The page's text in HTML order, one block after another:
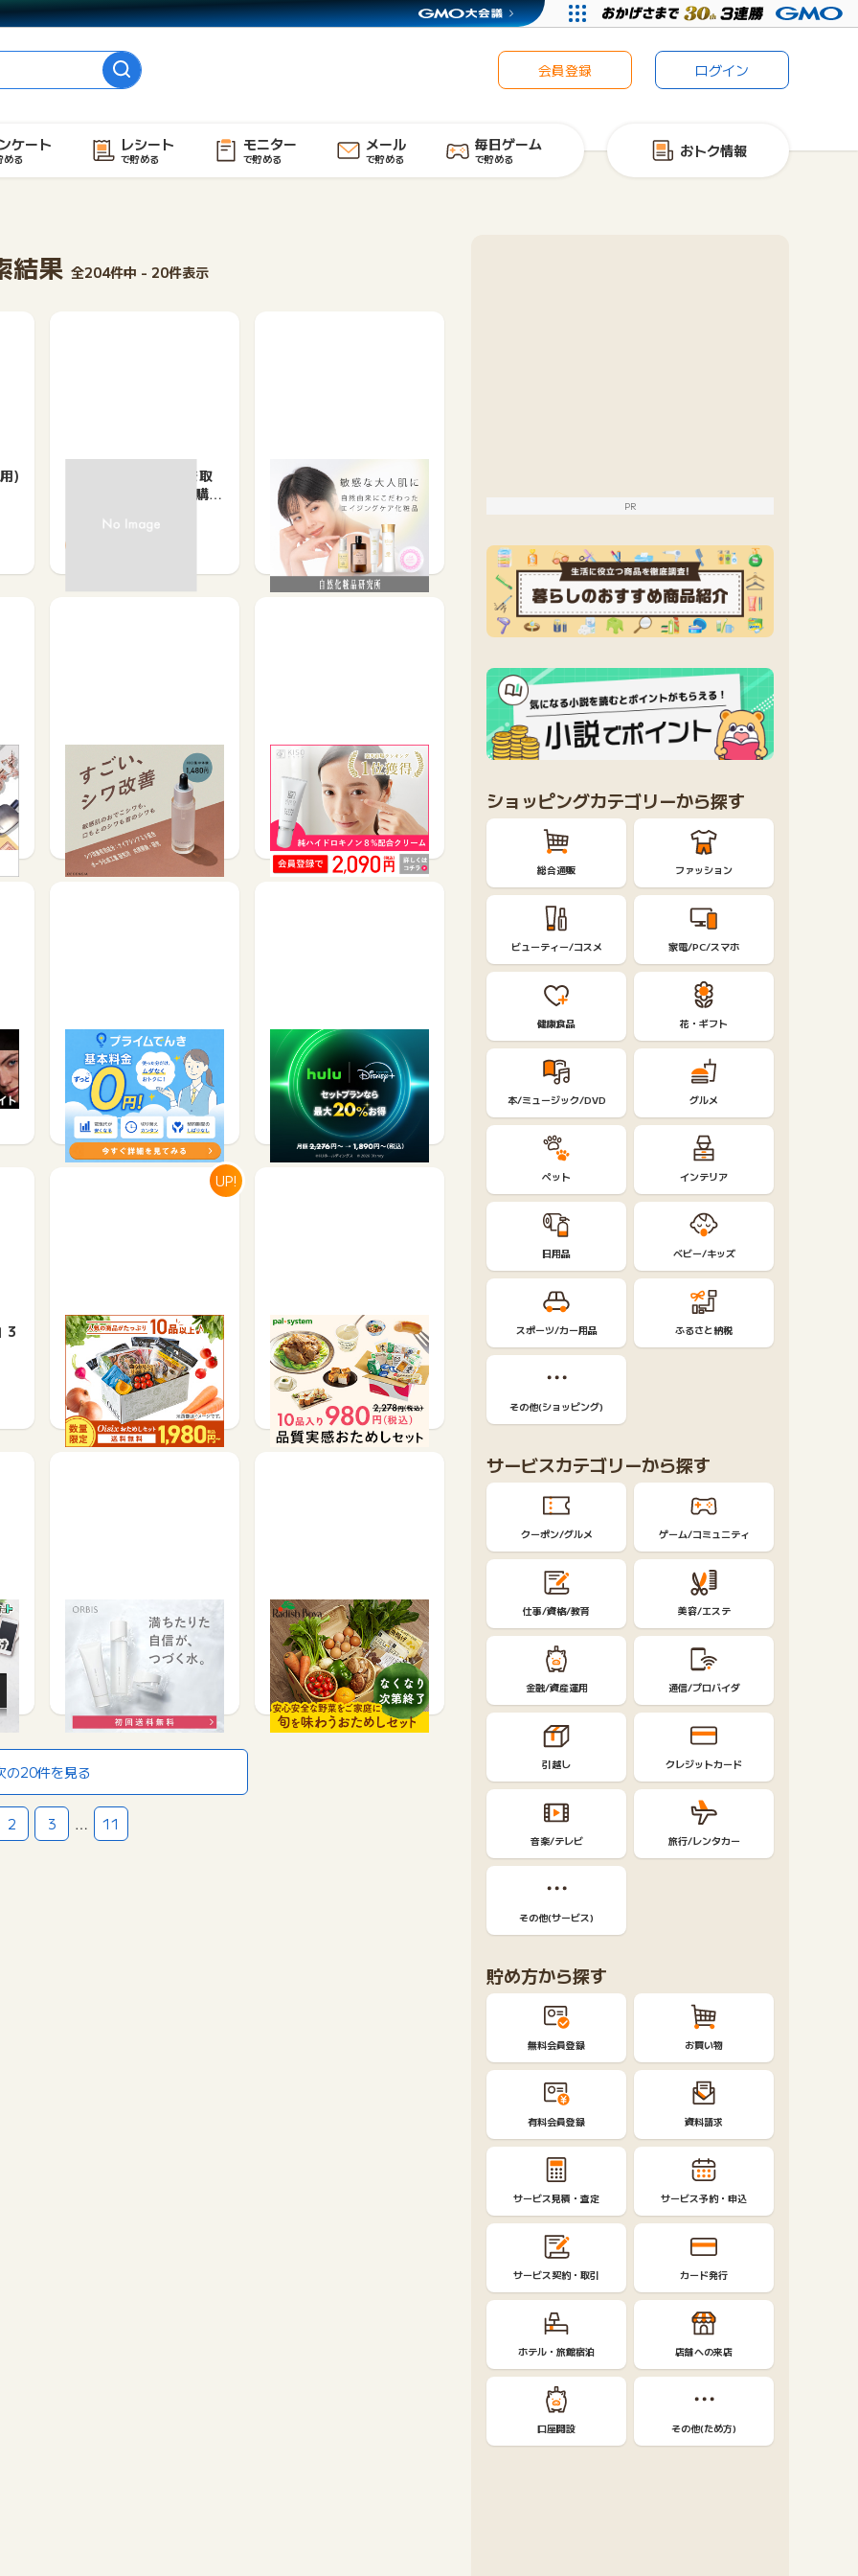
会員登録 ログイン
ケート
める
レシート
で貯める
モニター
で貯める
メール
で貯める
毎日ゲーム
で貯める おトク情報
結果 全204件中 - 20件表示
)
【ナリス化粧品】ふき取
り実感セットN（初回購
お買い物で
自然化粧品研究所
お買い物で
2.5%
【株式会社DECENCIA】
ディセンシアトライアル
セット
お買い物で
740
「楽天ランキング1位」純
ハイドロキノン 8%配合
【K…
お買い物で
5%
】
基本料金ずっと0円！使っ
た分だけ支払うシンプル
な…
サービス予約・申込で
5,700
Hulu | Disney+ セットプ
ラン
有料会員登録で
300
3
Oisix（おいしっくす） お
ためしセット
お買い物で
1,000 1,200
UP!
生協の宅配パルシステム
【お試しセット】
お買い物で
462
オルビス【オルビスユー7
日間体験セット】
お買い物で
178
おためしセット販売【ら
でぃっしゅぼーや】
サービス予約・申込で
1,250
の20件を見る
2 3 … 11
PR
ショッピングカテゴリーから探す
総合通販 ファッション
ビューティー/コスメ 家電/PC/スマホ
健康食品 花・ギフト
本/ミュージック/DVD グルメ
ペット インテリア
日用品 ベビー/キッズ
スポーツ/カー用品 ふるさと納税
その他(ショッピング)
サービスカテゴリーから探す
クーポン/グルメ ゲーム/コミュニティ
仕事/資格/教育 美容/エステ
金融/資産運用 通信/プロバイダ
引越し クレジットカード
音楽/テレビ 旅行/レンタカー
その他(サービス)
貯め方から探す
無料会員登録 お買い物
有料会員登録 資料請求
サービス見積・査定 サービス予約・申込
サービス契約・取引 カード発行
ホテル・旅館宿泊 店舗への来店
口座開設 その他(ため方)